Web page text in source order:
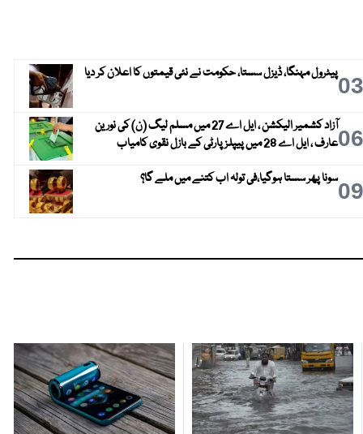
03پیٹرول مہنگا، ڈیزل سستا، حکومت نے نئی قیمتوں کا اعلان کر دیا
06
آزاد کشمیر الیکشن ، ایل اے 27 میں مسلم لیگ (ن) کی نورین
عارف ، ایل اے 28 میں پیپلز پارٹی کے بازل نقوی کامیاب
09سونا پھر سستا ہوگیا،فی تولہ اب کتنے میں ملے گا؟